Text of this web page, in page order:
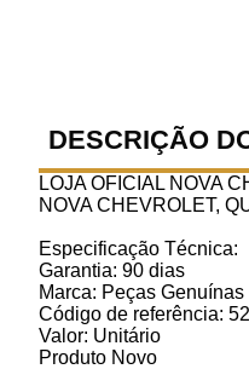
DESCRIÇÃO
LOJA OFICIAL NOVA
NOVA CHEVROLET,
Especificação Técnica:
Garantia: 90 dias
Marca: Peças Genuínas
Código de referência:
Valor: Unitário
Produto Novo